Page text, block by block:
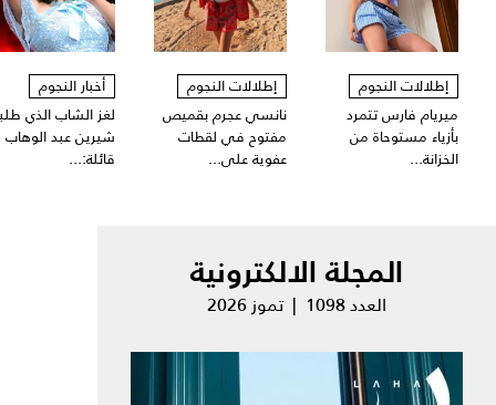
إطلالات النجوم
ميريام فارس تتمرد
بأزياء مستوحاة من
الخزانة...
إطلالات النجوم
نانسي عجرم بقميص
مفتوح في لقطات
عفوية على...
أخبار النجوم
لغز الشاب الذي
شيرين عبد الوهاب
قائلة:...
المجلة الالكترونية
العدد 1098 | تموز 2026